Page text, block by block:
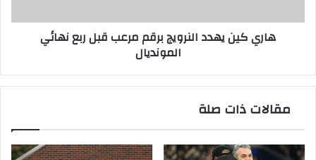
نهائي
المونديالهاري كين يهدد النرويج برقم مرعب قبل ربع نهائي
المونديال
مقالات ذات صلة